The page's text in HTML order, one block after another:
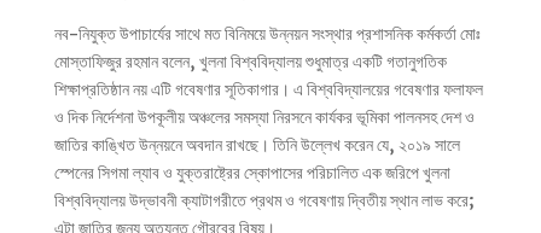
নব-নিযুক্ত উপাচার্যের সাথে মত বিনিময়ে উন্নয়ন সংস্থার প্রশাসনিক কর্মকর্তা মোঃ
মোস্তাফিজুর রহমান বলেন, খুলনা বিশ্ববিদ্যালয় শুধুমাত্র একটি গতানুগতিক
শিক্ষাপ্রতিষ্ঠান নয় এটি গবেষণার সূতিকাগার। এ বিশ্ববিদ্যালয়ের গবেষণার ফলাফল
ও দিক নির্দেশনা উপকূলীয় অঞ্চলের সমস্যা নিরসনে কার্যকর ভূমিকা পালনসহ দেশ ও
জাতির কাঙ্খিত উন্নয়নে অবদান রাখছে। তিনি উল্লেখ করেন যে, ২০১৯ সালে
স্পেনের সিগমা ল্যাব ও যুক্তরাষ্ট্রের স্কোপাসের পরিচালিত এক জরিপে খুলনা
বিশ্ববিদ্যালয় উদ্ভাবনী ক্যাটাগরীতে প্রথম ও গবেষণায় দ্বিতীয় স্থান লাভ করে;
এটা জাতির জন্য অত্যন্ত গৌরবের বিষয়।